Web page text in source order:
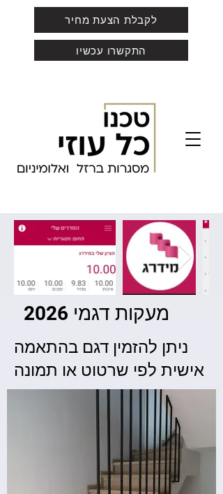
לקבלת הצעת מחיר
התקשרו עכשיו
מעקות דגמי 2026
ניתן להזמין דגם בהתאמה